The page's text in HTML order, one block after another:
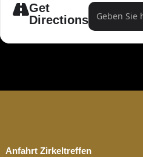
Get
Directions
Address -
Anfahrt Zirkeltreffen